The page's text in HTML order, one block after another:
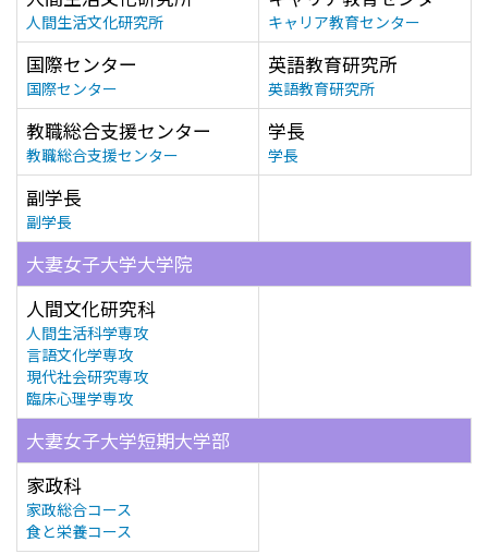
人間生活文化研究所 キャリア教育センター
国際センター
国際センター
英語教育研究所
英語教育研究所
教職総合支援センター
教職総合支援センター
学長
学長
副学長
副学長
大妻女子大学大学院
人間文化研究科
人間生活科学専攻
言語文化学専攻
現代社会研究専攻
臨床心理学専攻
大妻女子大学短期大学部
家政科
家政総合コース
食と栄養コース